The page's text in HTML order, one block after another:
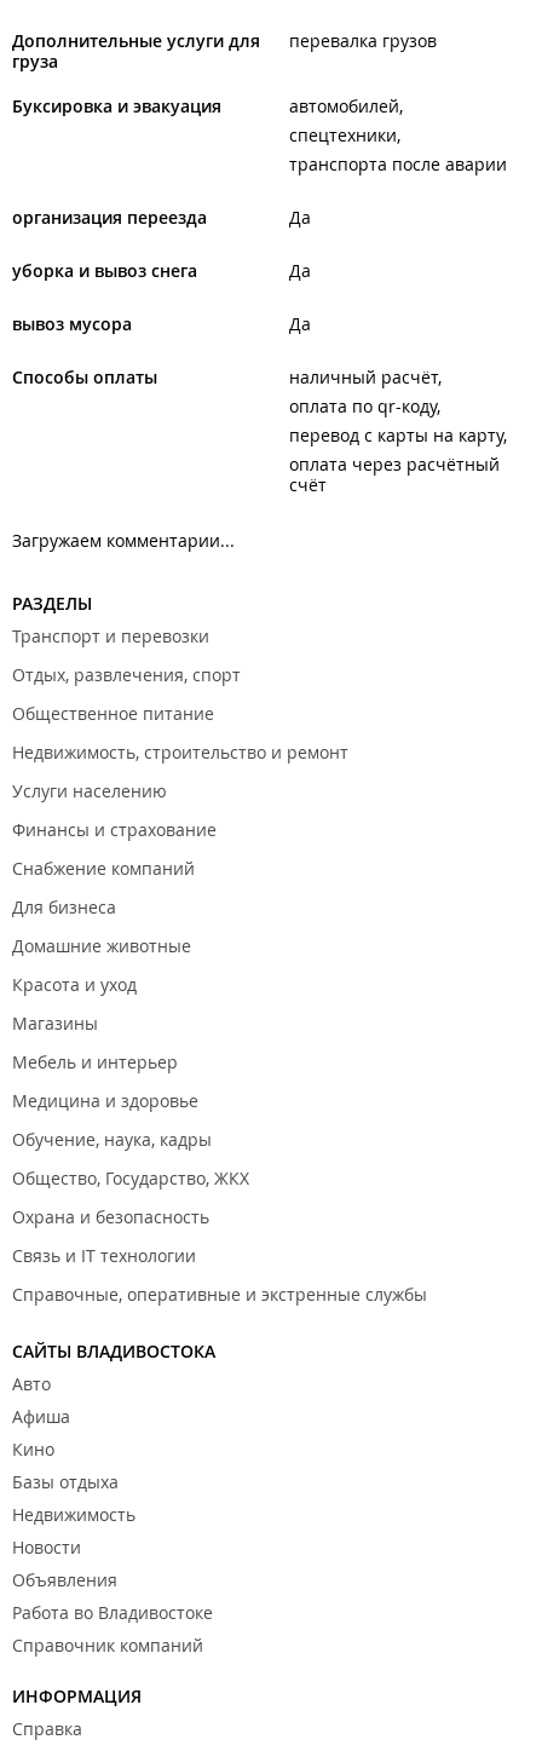
Дополнительные услуги для
груза
перевалка грузов
Буксировка и эвакуация
автомобилей
спецтехники
транспорта после аварии
организация переезда Да
уборка и вывоз снега Да
вывоз мусора Да
Способы оплаты
наличный расчёт
оплата по qr-коду
перевод с карты на карту
оплата через расчётный
счёт
Загружаем комментарии...
РАЗДЕЛЫ
Транспорт и перевозки
Отдых, развлечения, спорт
Общественное питание
Недвижимость, строительство и ремонт
Услуги населению
Финансы и страхование
Снабжение компаний
Для бизнеса
Домашние животные
Красота и уход
Магазины
Мебель и интерьер
Медицина и здоровье
Обучение, наука, кадры
Общество, Государство, ЖКХ
Охрана и безопасность
Связь и IT технологии
Справочные, оперативные и экстренные службы
САЙТЫ ВЛАДИВОСТОКА
Авто
Афиша
Кино
Базы отдыха
Недвижимость
Новости
Объявления
Работа во Владивостоке
Справочник компаний
ИНФОРМАЦИЯ
Справка